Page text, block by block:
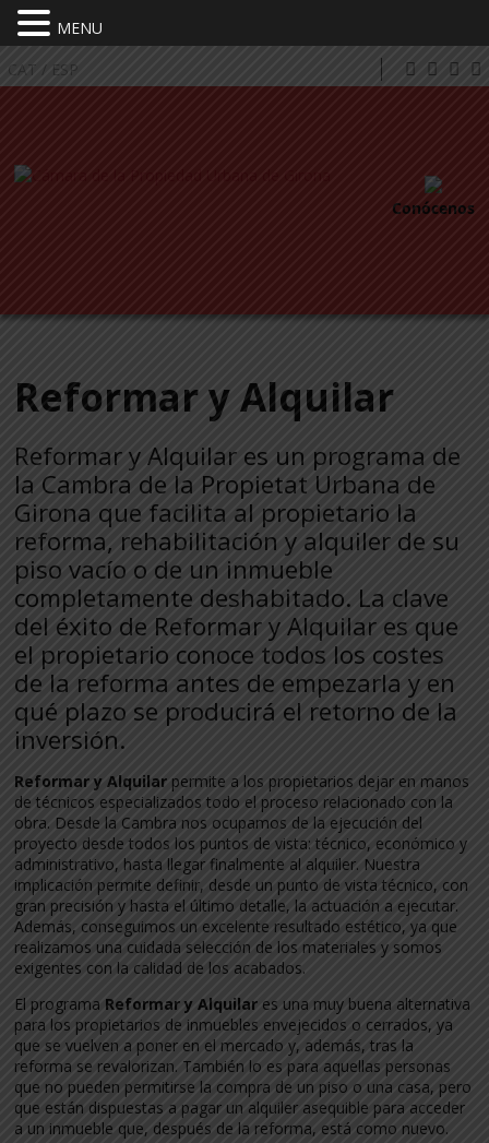
CAT / ESP
Conócenos
Reformar y Alquilar
Reformar y Alquilar es un programa de
la Cambra de la Propietat Urbana de
Girona que facilita al propietario la
reforma, rehabilitación y alquiler de su
piso vacío o de un inmueble
completamente deshabitado. La clave
del éxito de Reformar y Alquilar es que
el propietario conoce todos los costes
de la reforma antes de empezarla y en
qué plazo se producirá el retorno de la
inversión.
Reformar y Alquilar permite a los propietarios dejar en manos
de técnicos especializados todo el proceso relacionado con la
obra. Desde la Cambra nos ocupamos de la ejecución del
proyecto desde todos los puntos de vista: técnico, económico y
administrativo, hasta llegar finalmente al alquiler. Nuestra
implicación permite definir, desde un punto de vista técnico, con
gran precisión y hasta el último detalle, la actuación a ejecutar.
Además, conseguimos un excelente resultado estético, ya que
realizamos una cuidada selección de los materiales y somos
exigentes con la calidad de los acabados.
El programa Reformar y Alquilar es una muy buena alternativa
para los propietarios de inmuebles envejecidos o cerrados, ya
que se vuelven a poner en el mercado y, además, tras la
reforma se revalorizan. También lo es para aquellas personas
que no pueden permitirse la compra de un piso o una casa, pero
que están dispuestas a pagar un alquiler asequible para acceder
a un inmueble que, después de la reforma, está como nuevo.
MENU